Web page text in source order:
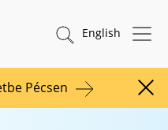
Keresés indítása
English
Pécsen